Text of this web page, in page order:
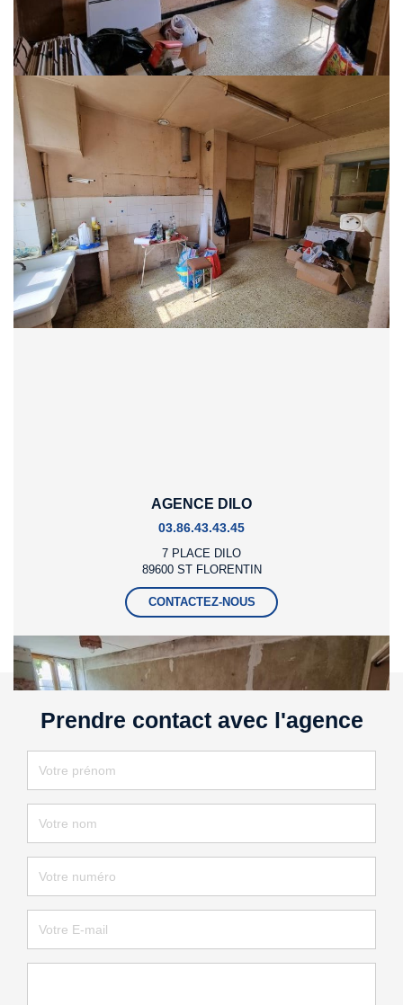
ENTRE VERGIGNY et LE MONT-ST-SULPICE, Corps de ferme à rénover
composé de deux habitations de plain-pied, environ 120 M² au sol. Grenier
dessus.
Dépendance, face à l'habitation comprenant un garage et une ancienne
forge.
Raccordé au tout-à-l'égout.
L'ensemble sur 857 M² clos de murs.
Honoraires à la charge du vendeur
Nos honoraires
Partager :
AGENCE DILO
03.86.43.43.45
7 PLACE DILO
89600 ST FLORENTIN
CONTACTEZ-NOUS
Prendre contact avec l'agence